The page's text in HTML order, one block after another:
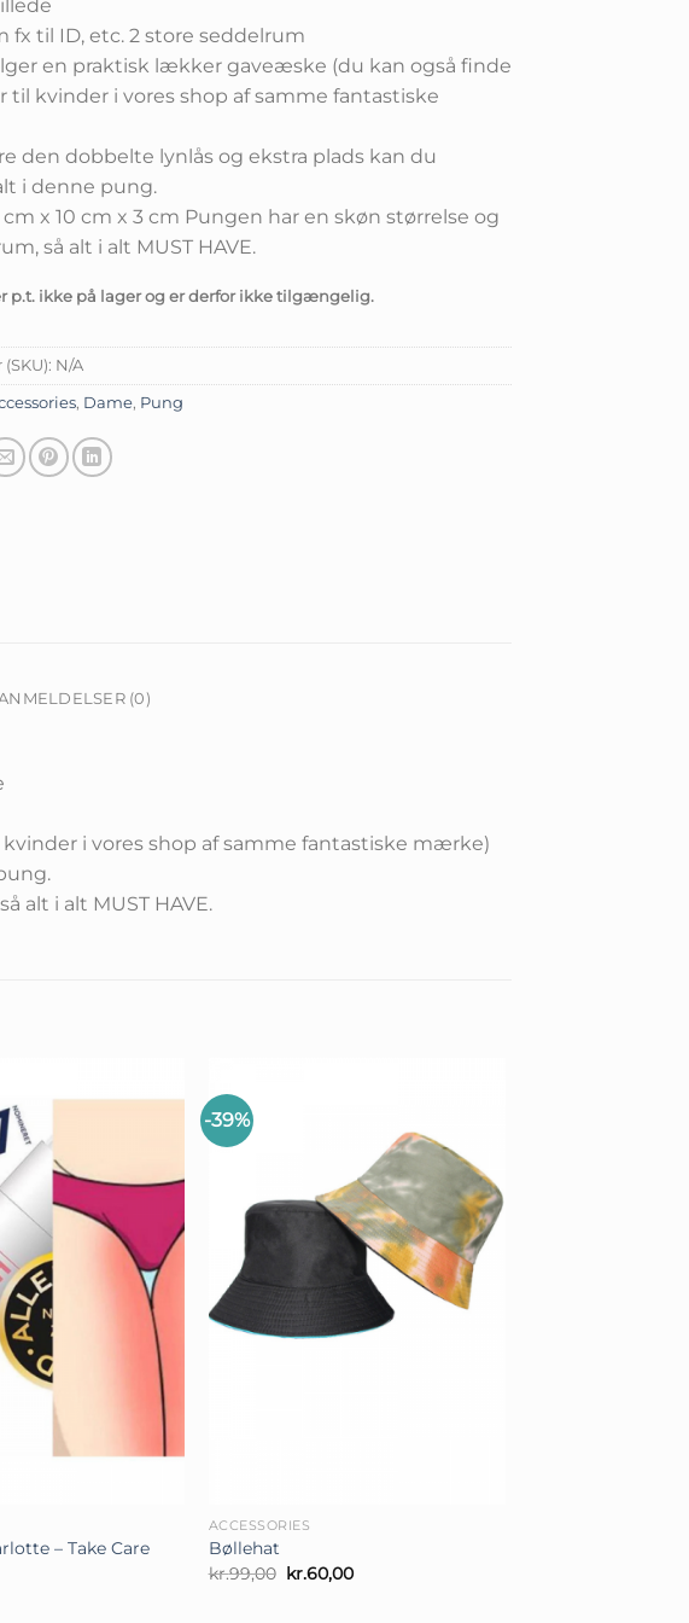
fx til ID, etc. 2 store seddelrum
en praktisk lækker gaveæske (du kan også finde
til kvinder i vores shop af samme fantastiske
den dobbelte lynlås og ekstra plads kan du
i denne pung.
cm x 10 cm x 3 cm Pungen har en skøn størrelse og
så alt i alt MUST HAVE.
p.t. ikke på lager og er derfor ikke tilgængelig.
N/A
, Dame, Pung
(0)
i vores shop af samme fantastiske mærke)
alt i alt MUST HAVE.
– Take Care
-39%
ACCESSORIES
Bøllehat
kr.99,00 Den
oprindelige
kr.60,00Den